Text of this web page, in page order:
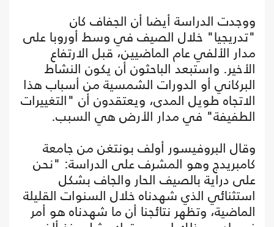
ووجدت الدراسة أيضا أن الجفاف كان
"تدريجيا" خلال الصيف في وسط أوروبا على
مدار الألفي عام الماضيين، قبل الارتفاع
الأخير. واستبعد الباحثون أن يكون النشاط
البركاني أو الدورات الشمسية من أسباب هذا
الاتجاه طويل المدى، ويعتقدون أن "التغييرات
الطفيفة" في مدار الأرض هي السبب.
وقال البروفيسور أولف بونتغن من جامعة
كامبريدج وهو المشرف على الدراسة: "نحن
على دراية بالصيف الحار والجاف بشكل
استثنائي الذي شهدناه خلال السنوات القليلة
الماضية، وتظهر نتائجنا أن ما شهدناه هو أمر